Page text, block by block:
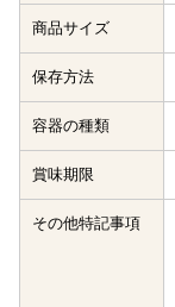
商品サイズ
保存方法
容器の種類
賞味期限
その他特記事項